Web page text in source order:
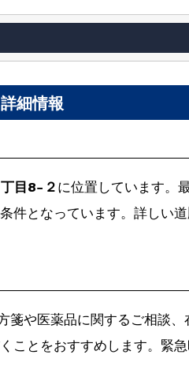
詳細情報
目8−２ に位置しています。
件となっています。詳しい
箋や医薬品に関するご相談、
とをおすすめします。緊